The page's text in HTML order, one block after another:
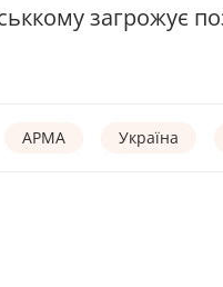
загрожує
АРМА Україна